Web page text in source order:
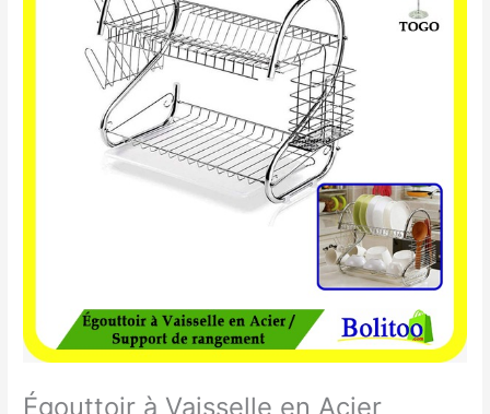
Égouttoir à Vaisselle en Acier